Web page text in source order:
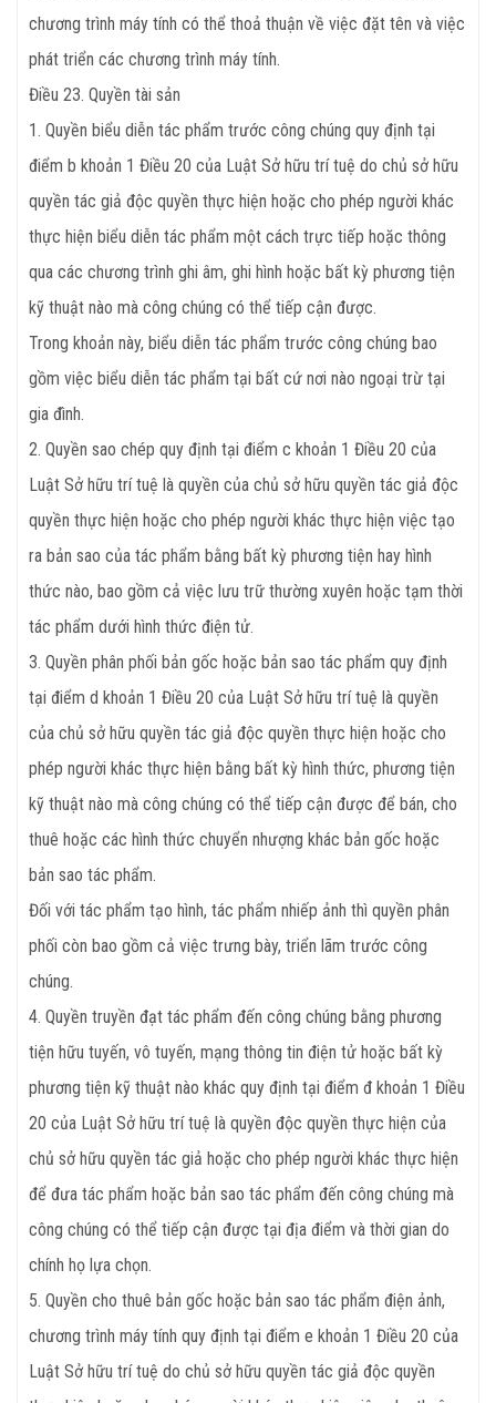
chương trình máy tính có thể thoả thuận về việc đặt tên và việc
phát triển các chương trình máy tính.
Điều 23. Quyền tài sản
1. Quyền biểu diễn tác phẩm trước công chúng quy định tại
điểm b khoản 1 Điều 20 của Luật Sở hữu trí tuệ do chủ sở hữu
quyền tác giả độc quyền thực hiện hoặc cho phép người khác
thực hiện biểu diễn tác phẩm một cách trực tiếp hoặc thông
qua các chương trình ghi âm, ghi hình hoặc bất kỳ phương tiện
kỹ thuật nào mà công chúng có thể tiếp cận được.
Trong khoản này, biểu diễn tác phẩm trước công chúng bao
gồm việc biểu diễn tác phẩm tại bất cứ nơi nào ngoại trừ tại
gia đình.
2. Quyền sao chép quy định tại điểm c khoản 1 Điều 20 của
Luật Sở hữu trí tuệ là quyền của chủ sở hữu quyền tác giả độc
quyền thực hiện hoặc cho phép người khác thực hiện việc tạo
ra bản sao của tác phẩm bằng bất kỳ phương tiện hay hình
thức nào, bao gồm cả việc lưu trữ thường xuyên hoặc tạm thời
tác phẩm dưới hình thức điện tử.
3. Quyền phân phối bản gốc hoặc bản sao tác phẩm quy định
tại điểm d khoản 1 Điều 20 của Luật Sở hữu trí tuệ là quyền
của chủ sở hữu quyền tác giả độc quyền thực hiện hoặc cho
phép người khác thực hiện bằng bất kỳ hình thức, phương tiện
kỹ thuật nào mà công chúng có thể tiếp cận được để bán, cho
thuê hoặc các hình thức chuyển nhượng khác bản gốc hoặc
bản sao tác phẩm.
Đối với tác phẩm tạo hình, tác phẩm nhiếp ảnh thì quyền phân
phối còn bao gồm cả việc trưng bày, triển lãm trước công
chúng.
4. Quyền truyền đạt tác phẩm đến công chúng bằng phương
tiện hữu tuyến, vô tuyến, mạng thông tin điện tử hoặc bất kỳ
phương tiện kỹ thuật nào khác quy định tại điểm đ khoản 1 Điều
20 của Luật Sở hữu trí tuệ là quyền độc quyền thực hiện của
chủ sở hữu quyền tác giả hoặc cho phép người khác thực hiện
để đưa tác phẩm hoặc bản sao tác phẩm đến công chúng mà
công chúng có thể tiếp cận được tại địa điểm và thời gian do
chính họ lựa chọn.
5. Quyền cho thuê bản gốc hoặc bản sao tác phẩm điện ảnh,
chương trình máy tính quy định tại điểm e khoản 1 Điều 20 của
Luật Sở hữu trí tuệ do chủ sở hữu quyền tác giả độc quyền